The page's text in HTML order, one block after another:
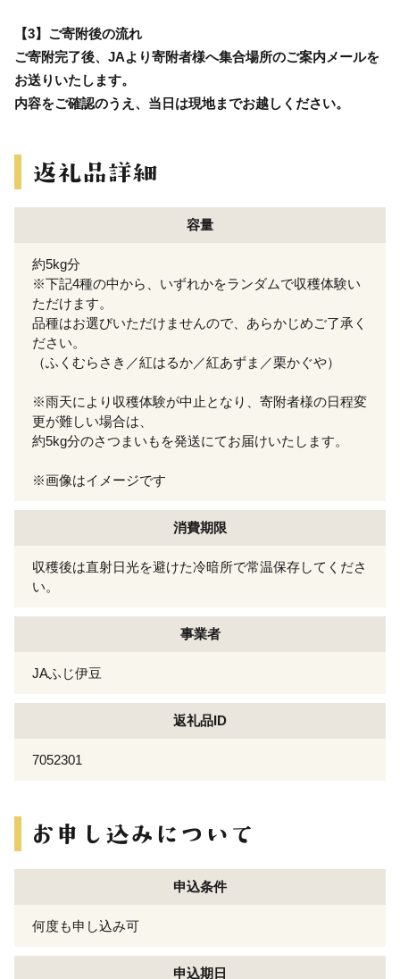
【3】ご寄附後の流れ
ご寄附完了後、JAより寄附者様へ集合場所のご案内メールを
お送りいたします。
内容をご確認のうえ、当日は現地までお越しください。
容量
約5kg分
※下記4種の中から、いずれかをランダムで収穫体験い
ただけます。
品種はお選びいただけませんので、あらかじめご了承く
ださい。
（ふくむらさき／紅はるか／紅あずま／栗かぐや）
※雨天により収穫体験が中止となり、寄附者様の日程変
更が難しい場合は、
約5kg分のさつまいもを発送にてお届けいたします。
※画像はイメージです
消費期限
収穫後は直射日光を避けた冷暗所で常温保存してくださ
い。
事業者
JAふじ伊豆
返礼品ID
7052301
申込条件
何度も申し込み可
申込期日